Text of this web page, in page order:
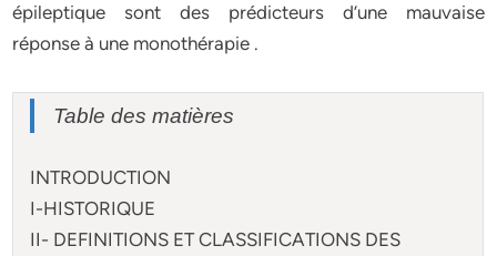
épileptique sont des prédicteurs d’une mauvaise
réponse à une monothérapie .
Table des matières
INTRODUCTION
I-HISTORIQUE
II- DEFINITIONS ET CLASSIFICATIONS DES